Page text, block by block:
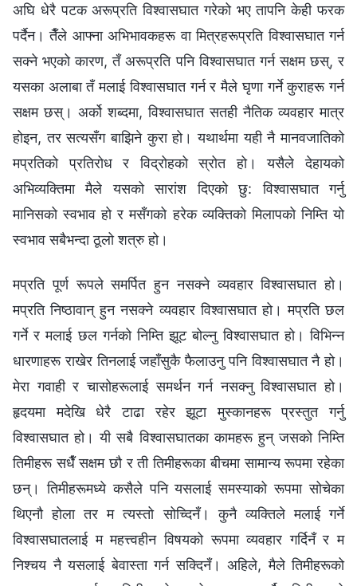
अघि धेरै पटक अरूप्रति विश्‍वासघात गरेको भए तापनि केही फरक
पर्दैन। तैँले आफ्ना अभिभावकहरू वा मित्रहरूप्रति विश्‍वासघात गर्न
सक्‍ने भएको कारण, तँ अरूप्रति पनि विश्‍वासघात गर्न सक्षम छस्, र
यसका अलाबा तँ मलाई विश्‍वासघात गर्न र मैले घृणा गर्ने कुराहरू गर्न
सक्षम छस्। अर्को शब्दमा, विश्‍वासघात सतही नैतिक व्यवहार मात्र
होइन, तर सत्यसँग बाझिने कुरा हो। यथार्थमा यही नै मानवजातिको
मप्रतिको प्रतिरोध र विद्रोहको स्रोत हो। यसैले देहायको
अभिव्यक्तिमा मैले यसको सारांश दिएको छु: विश्‍वासघात गर्नु
मानिसको स्वभाव हो र मसँगको हरेक व्यक्तिको मिलापको निम्ति यो
स्वभाव सबैभन्दा ठूलो शत्रु हो।
मप्रति पूर्ण रूपले समर्पित हुन नसक्ने व्यवहार विश्‍वासघात हो।
मप्रति निष्ठावान् हुन नसक्ने व्यवहार विश्‍वासघात हो। मप्रति छल
गर्ने र मलाई छल गर्नको निम्ति झूट बोल्‍नु विश्‍वासघात हो। विभिन्‍न
धारणाहरू राखेर तिनलाई जहाँसुकै फैलाउनु पनि विश्‍वासघात नै हो।
मेरा गवाही र चासोहरूलाई समर्थन गर्न नसक्नु विश्‍वासघात हो।
हृदयमा मदेखि धेरै टाढा रहेर झूटा मुस्कानहरू प्रस्तुत गर्नु
विश्‍वासघात हो। यी सबै विश्‍वासघातका कामहरू हुन् जसको निम्ति
तिमीहरू सधैँ सक्षम छौ र ती तिमीहरूका बीचमा सामान्य रूपमा रहेका
छन्। तिमीहरूमध्ये कसैले पनि यसलाई समस्याको रूपमा सोचेका
थिएनौ होला तर म त्यस्तो सोच्दिनँ। कुनै व्यक्तिले मलाई गर्ने
विश्‍वासघातलाई म महत्त्वहीन विषयको रूपमा व्यवहार गर्दिनँ र म
निश्‍चय नै यसलाई बेवास्ता गर्न सक्दिनँ। अहिले, मैले तिमीहरूको